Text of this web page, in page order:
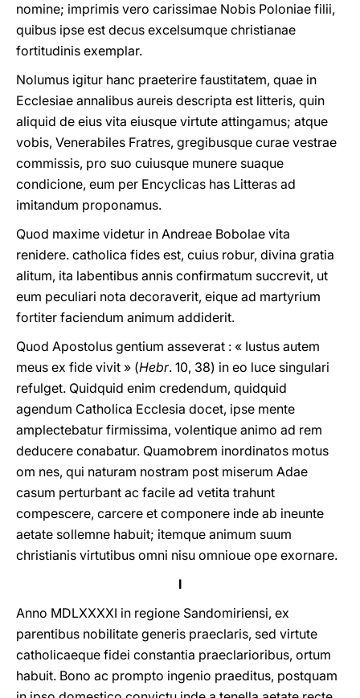
nomine; imprimis vero carissimae Nobis Poloniae filii,
quibus ipse est decus excelsumque christianae
fortitudinis exemplar.
Nolumus igitur hanc praeterire faustitatem, quae in
Ecclesiae annalibus aureis descripta est litteris, quin
aliquid de eius vita eiusque virtute attingamus; atque
vobis, Venerabiles Fratres, gregibusque curae vestrae
commissis, pro suo cuiusque munere suaque
condicione, eum per Encyclicas has Litteras ad
imitandum proponamus.
Quod maxime videtur in Andreae Bobolae vita
renidere. catholica fides est, cuius robur, divina gratia
alitum, ita labentibus annis confirmatum succrevit, ut
eum peculiari nota decoraverit, eique ad martyrium
fortiter faciendum animum addiderit.
Quod Apostolus gentium asseverat : « Iustus autem
meus ex fide vivit » (Hebr. 10, 38) in eo luce singulari
refulget. Quidquid enim credendum, quidquid
agendum Catholica Ecclesia docet, ipse mente
amplectebatur firmissima, volentique animo ad rem
deducere conabatur. Quamobrem inordinatos motus
om nes, qui naturam nostram post miserum Adae
casum perturbant ac facile ad vetita trahunt
compescere, carcere et componere inde ab ineunte
aetate sollemne habuit; itemque animum suum
christianis virtutibus omni nisu omnioue ope exornare.
I
Anno MDLXXXXI in regione Sandomiriensi, ex
parentibus nobilitate generis praeclaris, sed virtute
catholicaeque fidei constantia praeclarioribus, ortum
habuit. Bono ac prompto ingenio praeditus, postquam